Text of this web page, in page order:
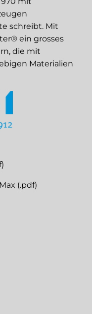
schreibt. Mit
ein grosses
die mit
Materialien
(.pdf)